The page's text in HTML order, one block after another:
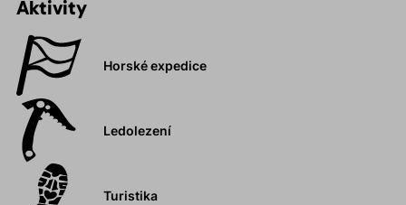
Aktivity
Horské expedice
Ledolezení
Turistika